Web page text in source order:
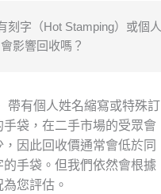
刻字（Hot Stamping）或個人
影響回收嗎？
帶有個人姓名縮寫或特殊訂
手袋，在二手市場的受眾會
，因此回收價通常會低於同
的手袋。但我們依然會根據
您評估。